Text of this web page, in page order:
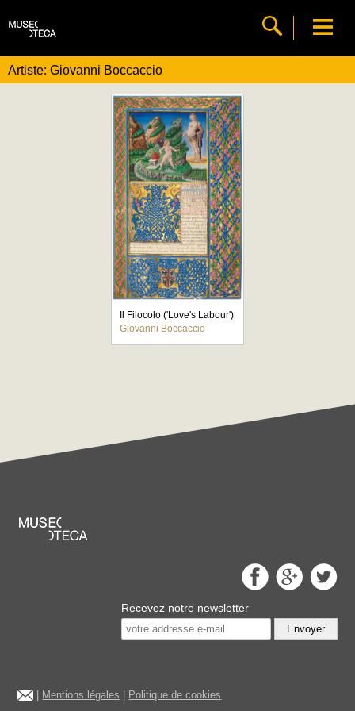
Artiste: Giovanni Boccaccio
Il Filocolo ('Love's Labour')
Giovanni Boccaccio
Recevez notre newsletter
Envoyer
Mentions légales Politique de cookies